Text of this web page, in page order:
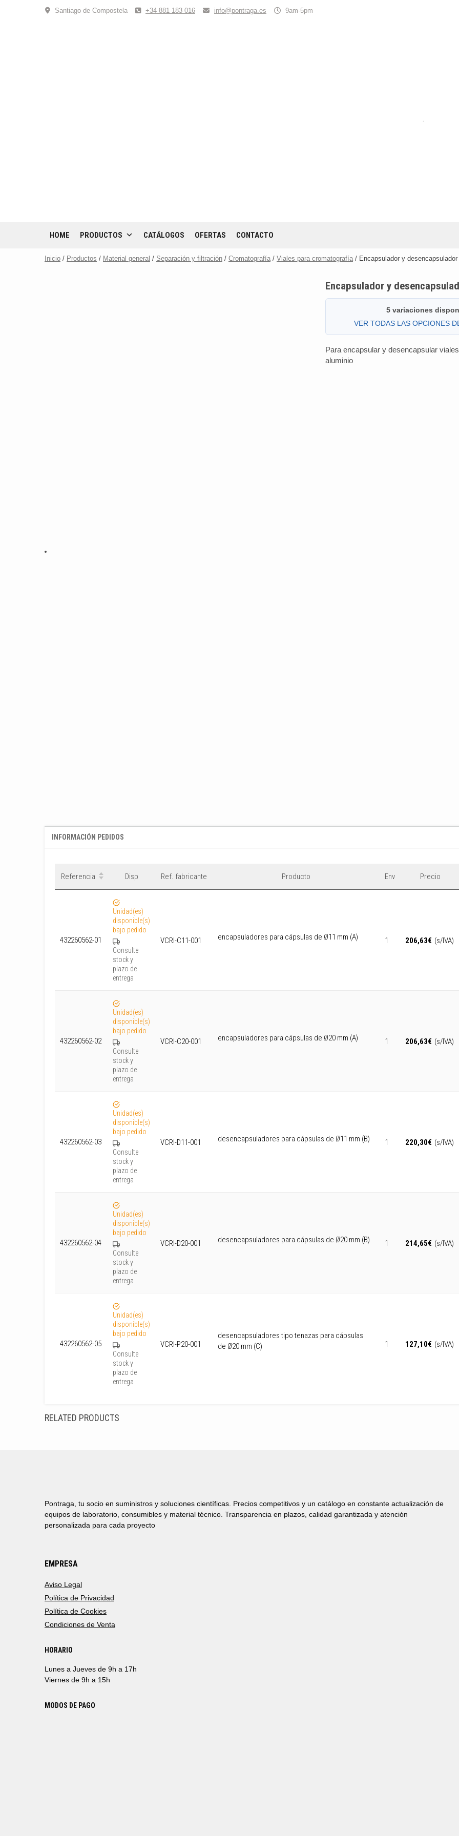
Santiago de Compostela +34 881 183 016 info@pontraga.es 9am-5pm
HOME PRODUCTOS CATÁLOGOS OFERTAS CONTACTO
Inicio / Productos / Material general / Separación y filtración / Cromatografía / Viales para cromatografía / Encapsulador y
Encapsulador y
5 variaciones
VER TODAS LAS OPCIONES
Para encapsular y desencapsular
aluminio
INFORMACIÓN PEDIDOS
Referencia Disp Ref. fabricante Producto Env Precio
432260562-01
Unidad(es)
disponible(s)
bajo pedido
Consulte
stock y
plazo de
entrega
VCRI-C11-001 encapsuladores para cápsulas de Ø11 mm (A) 1 206,63€ (s/IVA)
432260562-02
Unidad(es)
disponible(s)
bajo pedido
Consulte
stock y
plazo de
entrega
VCRI-C20-001 encapsuladores para cápsulas de Ø20 mm (A) 1 206,63€ (s/IVA)
432260562-03
Unidad(es)
disponible(s)
bajo pedido
Consulte
stock y
plazo de
entrega
VCRI-D11-001 desencapsuladores para cápsulas de Ø11 mm (B) 1 220,30€ (s/IVA)
432260562-04
Unidad(es)
disponible(s)
bajo pedido
Consulte
stock y
plazo de
entrega
VCRI-D20-001 desencapsuladores para cápsulas de Ø20 mm (B) 1 214,65€ (s/IVA)
432260562-05
Unidad(es)
disponible(s)
bajo pedido
Consulte
stock y
plazo de
entrega
VCRI-P20-001
desencapsuladores tipo tenazas para cápsulas
de Ø20 mm (C)
1 127,10€ (s/IVA)
RELATED PRODUCTS
Pontraga, tu socio en suministros y soluciones científicas. Precios competitivos y un catálogo en constante actualización de
equipos de laboratorio, consumibles y material técnico. Transparencia en plazos, calidad garantizada y atención
personalizada para cada proyecto
EMPRESA
Aviso Legal
Política de Privacidad
Política de Cookies
Condiciones de Venta
HORARIO
Lunes a Jueves de 9h a 17h
Viernes de 9h a 15h
MODOS DE PAGO